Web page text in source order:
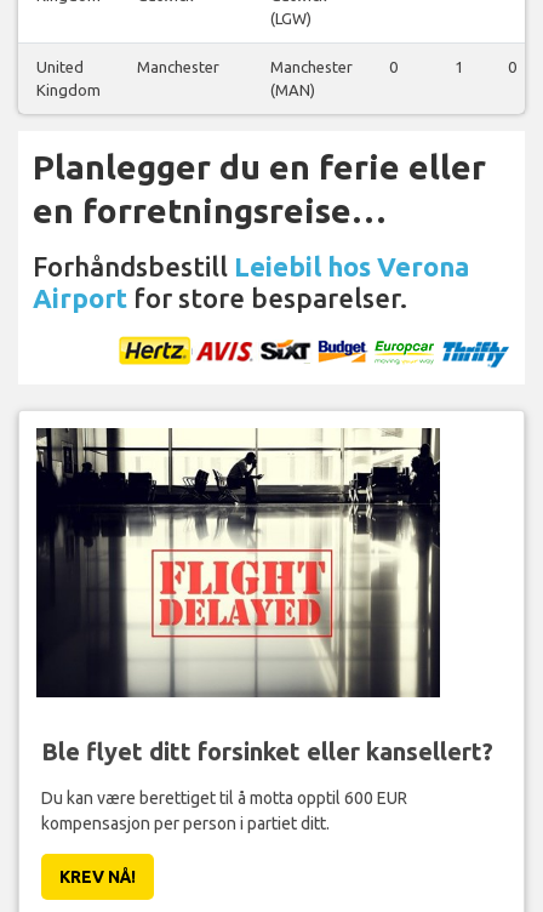
(LGW)
United
Kingdom
Manchester
Manchester
(MAN)
0 1 0
Planlegger du en ferie eller
en forretningsreise…
Forhåndsbestill Leiebil hos Verona
Airport for store besparelser.
Ble flyet ditt forsinket eller kansellert?
Du kan være berettiget til å motta opptil 600 EUR
kompensasjon per person i partiet ditt.
KREV NÅ!